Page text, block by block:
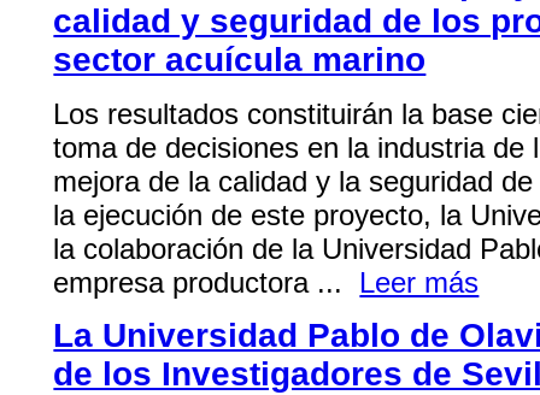
calidad y seguridad de los
sector acuícula marino
Los resultados constituirán la base
toma de decisiones en la industria de
mejora de la calidad y la seguridad
la ejecución de este proyecto, la
la colaboración de la Universidad
empresa productora ... Leer más
La Universidad Pablo de
de los Investigadores de